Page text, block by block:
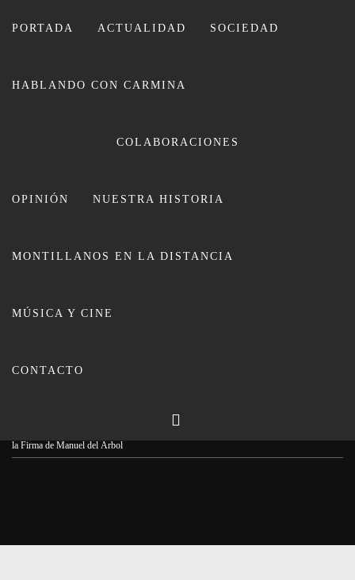
PORTADA ACTUALIDAD SOCIEDAD
HABLANDO CON CARMINA
COLABORACIONES
OPINIÓN NUESTRA HISTORIA
MONTILLANOS EN LA DISTANCIA
MÚSICA Y CINE
CONTACTO
CARMINA LEIVA
La Opinión: ¿Bolsas ecológicas de
la Firma de Manuel del Árbol